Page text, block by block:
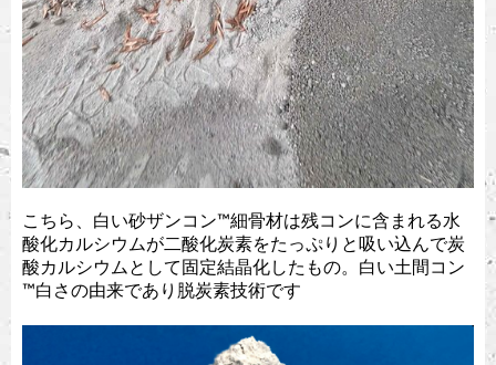
こちら、白い砂ザンコン™︎細骨材は残コンに含まれる水
酸化カルシウムが二酸化炭素をたっぷりと吸い込んで炭
酸カルシウムとして固定結晶化したもの。白い土間コン
™︎白さの由来であり脱炭素技術です